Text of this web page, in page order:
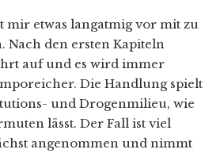
mir etwas langatmig vor mit zu
Nach den ersten Kapiteln
auf und es wird immer
Die Handlung spielt
und Drogenmilieu, wie
lässt. Der Fall ist viel
angenommen und nimmt